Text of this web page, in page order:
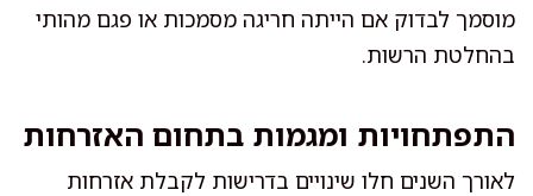
מוסמך לבדוק אם הייתה חריגה מסמכות או פגם מהותי
בהחלטת הרשות.
התפתחויות ומגמות בתחום האזרחות
לאורך השנים חלו שינויים בדרישות לקבלת אזרחות